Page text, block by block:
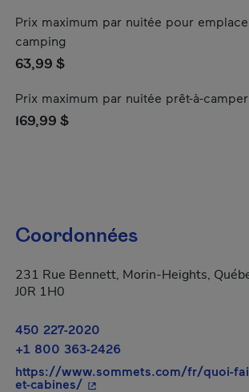
Prix maximum par nuitée pour
camping
63,99 $
Prix maximum par nuitée prêt-à-camper
169,99 $
Coordonnées
231 Rue Bennett, Morin-Heights,
J0R 1H0
450 227-2020
+1 800 363-2426
https://www.sommets.com/fr/quoi-
et-cabines/- Cet hyperlien s'ouvrira